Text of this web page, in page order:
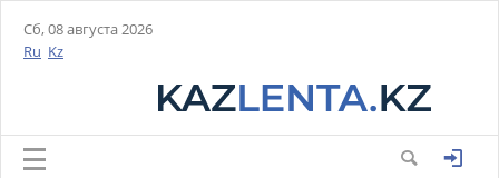
Сб, 08 августа 2026
Ru Kz